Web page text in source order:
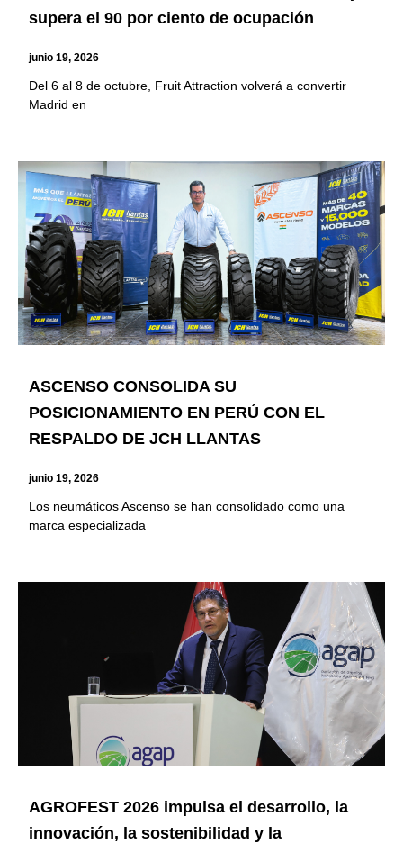
supera el 90 por ciento de ocupación
junio 19, 2026
Del 6 al 8 de octubre, Fruit Attraction volverá a convertir
Madrid en
ASCENSO CONSOLIDA SU
POSICIONAMIENTO EN PERÚ CON EL
RESPALDO DE JCH LLANTAS
junio 19, 2026
Los neumáticos Ascenso se han consolidado como una
marca especializada
AGROFEST 2026 impulsa el desarrollo, la
innovación, la sostenibilidad y la